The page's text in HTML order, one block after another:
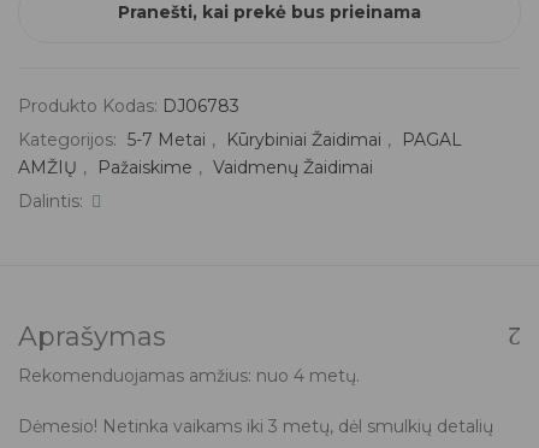
Pranešti, kai prekė bus prieinama
Produkto Kodas: DJ06783
Kategorijos: 5-7 Metai , Kūrybiniai Žaidimai ,
PAGAL
AMŽIŲ , Pažaiskime , Vaidmenų Žaidimai
Dalintis:
Aprašymas
Rekomenduojamas amžius: nuo 4 metų.
Dėmesio! Netinka vaikams iki 3 metų, dėl smulkių detalių